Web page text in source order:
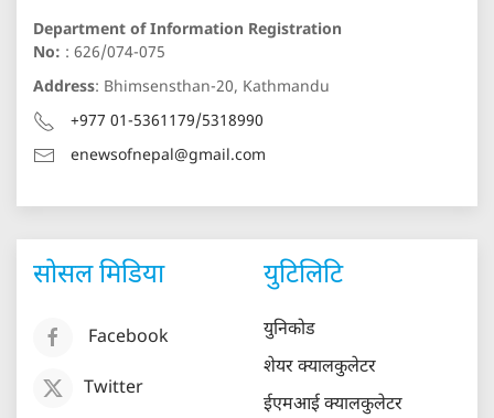
Department of Information Registration
No: : 626/074-075
Address: Bhimsensthan-20, Kathmandu
+977 01-5361179/5318990
enewsofnepal@gmail.com
सोसल मिडिया
Facebook
Twitter
युटिलिटि
युनिकोड
शेयर क्यालकुलेटर
ईएमआई क्यालकुलेटर